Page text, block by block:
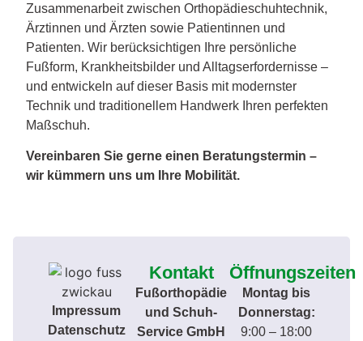
Zusammenarbeit zwischen Orthopädieschuhtechnik,
Ärztinnen und Ärzten sowie Patientinnen und
Patienten. Wir berücksichtigen Ihre persönliche
Fußform, Krankheitsbilder und Alltagserfordernisse –
und entwickeln auf dieser Basis mit modernster
Technik und traditionellem Handwerk Ihren perfekten
Maßschuh.
Vereinbaren Sie gerne einen Beratungstermin –
wir kümmern uns um Ihre Mobilität.
Impressum
Datenschutz
Kontakt
Fußorthopädie
und Schuh-
Service GmbH
Öffnungszeiten
Montag bis
Donnerstag:
9:00 – 18:00